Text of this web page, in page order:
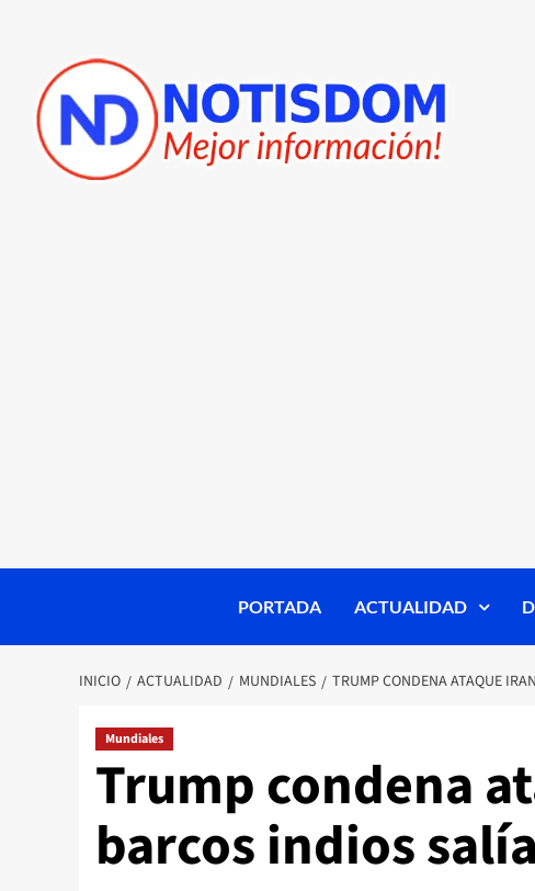
PORTADA ACTUALIDAD
INICIO ACTUALIDAD MUNDIALES TRUMP CONDENA ATAQUE
Mundiales
Trump condena
barcos indios